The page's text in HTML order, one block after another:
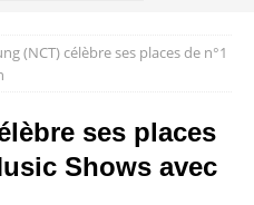
(NCT) célèbre ses places de n°1
ses places
Shows avec